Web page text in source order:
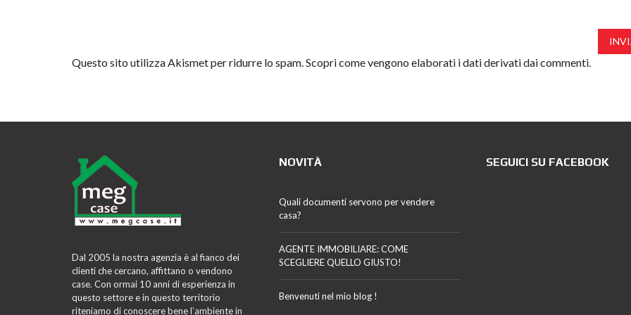
Questo sito utilizza Akismet per ridurre lo spam.Scopri come vengono elaborati i dati derivati dai commenti.
Dal 2005 la nostra agenzia è al fianco dei
clienti che cercano, affittano o vendono
case. Con ormai 10 anni di esperienza in
questo settore e in questo territorio
riteniamo di conoscere bene l’ambiente in
NOVITÀ
Quali documenti servono per vendere
casa?
AGENTE IMMOBILIARE: COME
SCEGLIERE QUELLO GIUSTO!
Benvenuti nel mio blog !
SEGUICI SU FACEBOOK